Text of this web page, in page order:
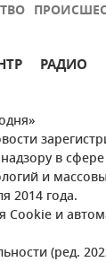
РАДИО
в сфере
и
2014 года.
Cookie и
(ред.